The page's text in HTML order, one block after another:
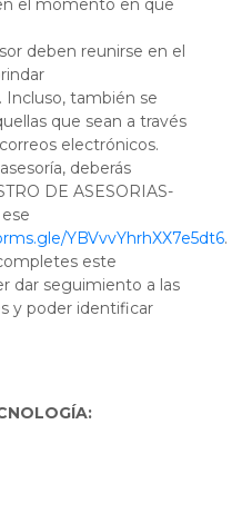
el momento en que
deben reunirse en el
Incluso, también se
que sean a través
electrónicos.
deberás
DE ASESORIAS-
YBVvvYhrhXX7e5dt6.
este
dar seguimiento a las
y poder identificar